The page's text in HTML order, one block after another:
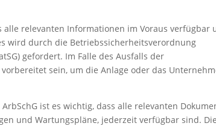
relevanten Informationen im Voraus verfügbar
wird durch die Betriebssicherheitsverordnung
gefordert. Im Falle des Ausfalls der
sein, um die Anlage oder das
ist es wichtig, dass alle relevanten
und Wartungspläne, jederzeit verfügbar sind.